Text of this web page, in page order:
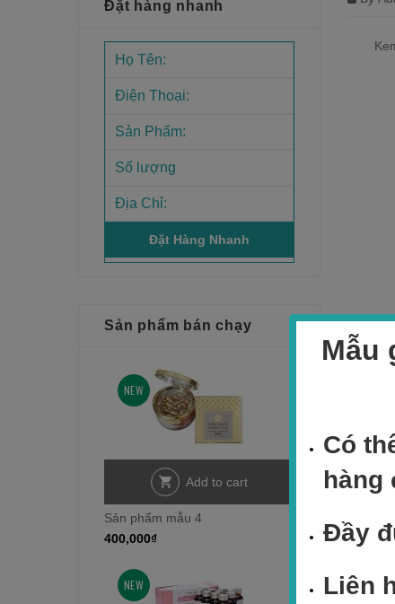
Đặt hàng nhanh
Sản phẩm bán chạy
NEW
Add to cart
Sản phẩm mẫu 4
400,000₫
NEW
Mẫu
Có
hàng
Đầy
Liên